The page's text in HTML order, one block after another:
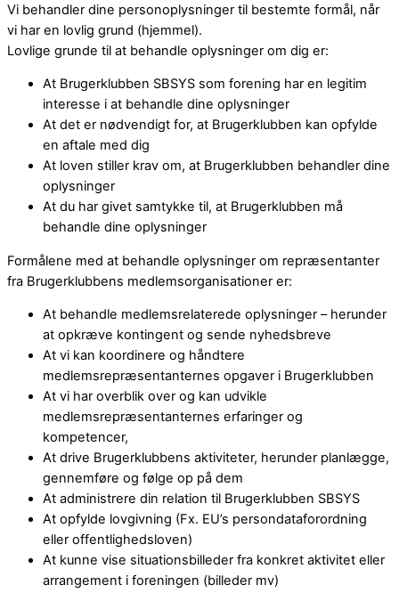
Vi behandler dine personoplysninger til bestemte formål, når
vi har en lovlig grund (hjemmel).
Lovlige grunde til at behandle oplysninger om dig er:
At Brugerklubben SBSYS som forening har en legitim
interesse i at behandle dine oplysninger
At det er nødvendigt for, at Brugerklubben kan opfylde
en aftale med dig
At loven stiller krav om, at Brugerklubben behandler dine
oplysninger
At du har givet samtykke til, at Brugerklubben må
behandle dine oplysninger
Formålene med at behandle oplysninger om repræsentanter
fra Brugerklubbens medlemsorganisationer er:
At behandle medlemsrelaterede oplysninger – herunder
at opkræve kontingent og sende nyhedsbreve
At vi kan koordinere og håndtere
medlemsrepræsentanternes opgaver i Brugerklubben
At vi har overblik over og kan udvikle
medlemsrepræsentanternes erfaringer og
kompetencer,
At drive Brugerklubbens aktiviteter, herunder planlægge,
gennemføre og følge op på dem
At administrere din relation til Brugerklubben SBSYS
At opfylde lovgivning (Fx. EU’s persondataforordning
eller offentlighedsloven)
At kunne vise situationsbilleder fra konkret aktivitet eller
arrangement i foreningen (billeder mv)